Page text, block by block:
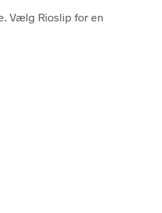
Vælg Rioslip for en